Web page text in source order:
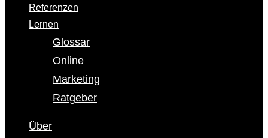
Referenzen
Lernen
Glossar
Online
Marketing
Ratgeber
Über